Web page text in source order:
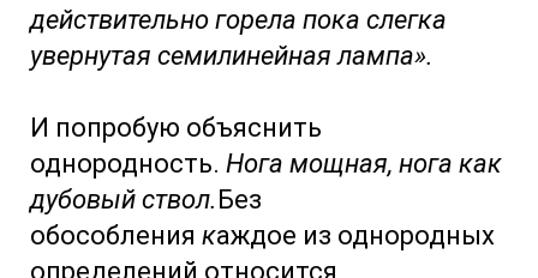
действительно горела пока слегка
увернутая семилинейная лампа».
И попробую объяснить
однородность. Нога мощная, нога как
дубовый ствол. Без
обособления каждое из однородных
определений относится